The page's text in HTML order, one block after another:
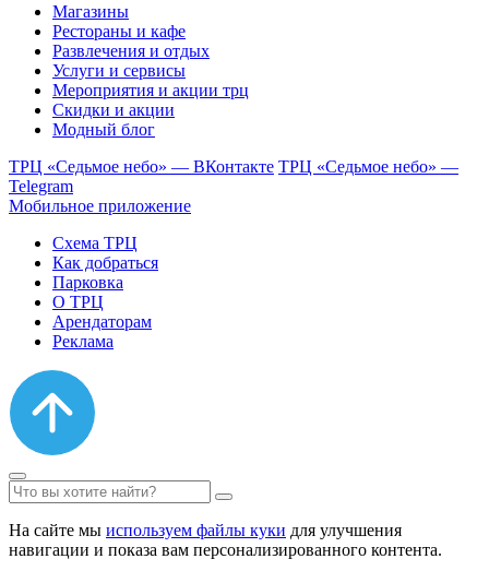
Магазины
Рестораны и кафе
Развлечения и отдых
Услуги и сервисы
Мероприятия и акции трц
Скидки и акции
Модный блог
ТРЦ «Седьмое небо» — ВКонтакте ТРЦ «Седьмое небо» —
Telegram
Мобильное приложение
Схема ТРЦ
Как добраться
Парковка
О ТРЦ
Арендаторам
Реклама
На сайте мы используем файлы куки для улучшения
навигации и показа вам персонализированного контента.